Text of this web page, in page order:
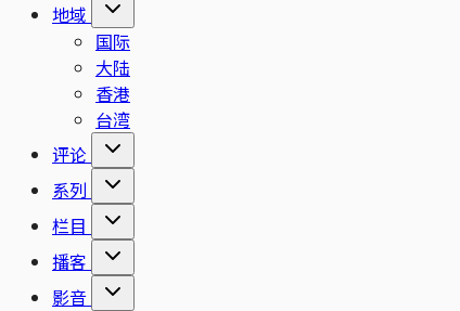
地域
国际
大陆
香港
台湾
评论
系列
栏目
播客
影音